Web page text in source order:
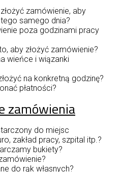
zamówienie, aby
samego dnia?
poza godzinami pracy
aby złożyć zamówienie?
wieńce i wiązanki
na konkretną godzinę?
płatności?
zamówienia
do miejsc
zakład pracy, szpital itp.?
bukiety?
do rąk własnych?